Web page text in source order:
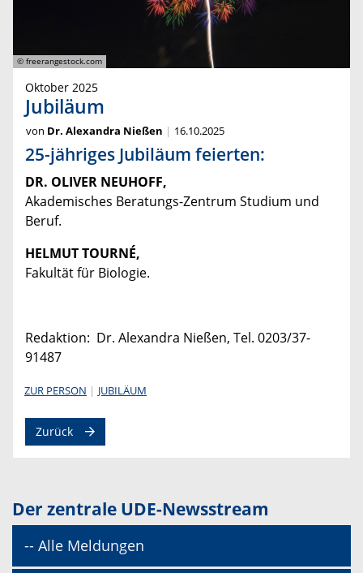
© freerangestock.com
Oktober 2025
Jubiläum
von Dr. Alexandra Nießen 16.10.2025
25-jähriges Jubiläum feierten:
DR. OLIVER NEUHOFF,
Akademisches Beratungs-Zentrum Studium und
Beruf.
HELMUT TOURNÉ,
Fakultät für Biologie.
Redaktion: Dr. Alexandra Nießen, Tel. 0203/37-
91487
ZUR PERSON JUBILÄUM
Zurück
Der zentrale UDE-Newsstream
-- Alle Meldungen